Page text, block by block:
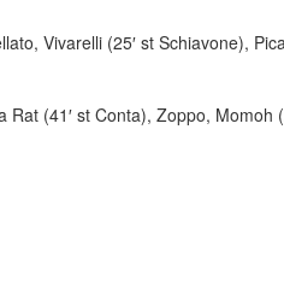
Vivarelli (25′ st Schiavone),
(41′ st Conta), Zoppo,